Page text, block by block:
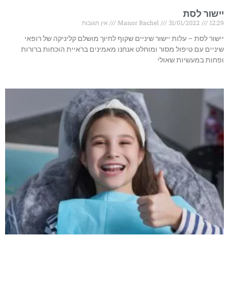
יישור לסת
Manor Rachel 31/01/2022 12:29
אין תגובות
יישור לסת – עלות יישור שיניים שקוף לחיוך מושלם קליניקה של רופאי
שיניים עם טיפול מסור ומוחלט אנחנו מאמינים בראיית הוכחות ברורות
ופחות במעשיות שאולי